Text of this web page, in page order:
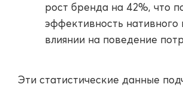
рост бренда на 42%, что
эффективность нативного
влиянии на поведение
Эти статистические данные